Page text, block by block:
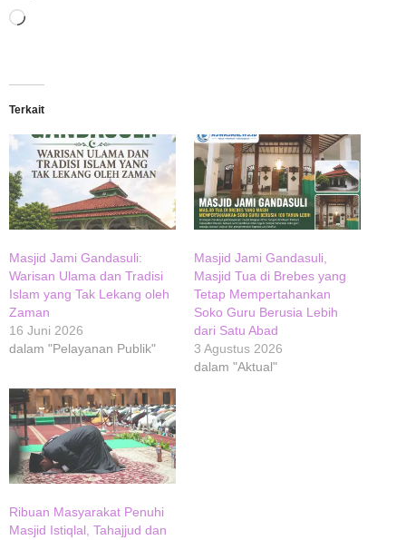
Memuat...
Terkait
Masjid Jami Gandasuli:
Warisan Ulama dan Tradisi
Islam yang Tak Lekang oleh
Zaman
16 Juni 2026
dalam "Pelayanan Publik"
Masjid Jami Gandasuli,
Masjid Tua di Brebes yang
Tetap Mempertahankan
Soko Guru Berusia Lebih
dari Satu Abad
3 Agustus 2026
dalam "Aktual"
Ribuan Masyarakat Penuhi
Masjid Istiqlal, Tahajjud dan